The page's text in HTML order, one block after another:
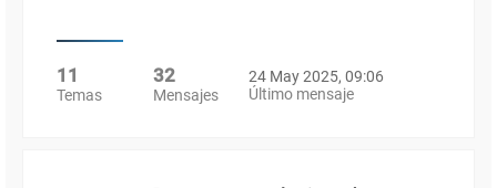
11
Temas
32
Mensajes
24 May 2025, 09:06
Último mensaje